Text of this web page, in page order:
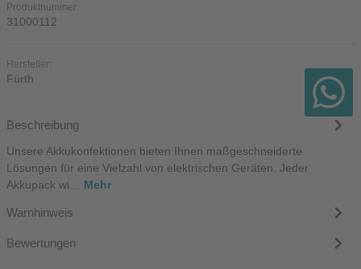
Produktnummer:
31000112
Hersteller:
Fürth
Beschreibung
Unsere Akkukonfektionen bieten Ihnen maßgeschneiderte
Lösungen für eine Vielzahl von elektrischen Geräten. Jeder
Akkupack wi… Mehr
Warnhinweis
Bewertungen